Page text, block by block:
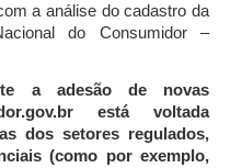
a análise do cadastro da
do Consumidor –
a adesão de novas
está voltada
dos setores regulados,
(como por exemplo,